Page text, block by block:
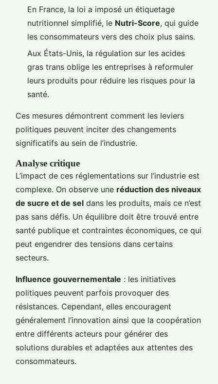
En France, la loi a imposé un étiquetage
nutritionnel simplifié, le Nutri-Score, qui guide
les consommateurs vers des choix plus sains.
Aux États-Unis, la régulation sur les acides
gras trans oblige les entreprises à reformuler
leurs produits pour réduire les risques pour la
santé.
Ces mesures démontrent comment les leviers
politiques peuvent inciter des changements
significatifs au sein de l’industrie.
Analyse critique
L’impact de ces réglementations sur l’industrie est
complexe. On observe une réduction des niveaux
de sucre et de sel dans les produits, mais ce n’est
pas sans défis. Un équilibre doit être trouvé entre
santé publique et contraintes économiques, ce qui
peut engendrer des tensions dans certains
secteurs.
Influence gouvernementale : les initiatives
politiques peuvent parfois provoquer des
résistances. Cependant, elles encouragent
généralement l’innovation ainsi que la coopération
entre différents acteurs pour générer des
solutions durables et adaptées aux attentes des
consommateurs.